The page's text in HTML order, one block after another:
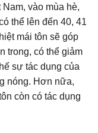
vào mùa hè,
thể lên đến 40, 41
mái tôn sẽ góp
trong, có thể giảm
sự tác dụng của
nóng. Hơn nữa,
còn có tác dụng